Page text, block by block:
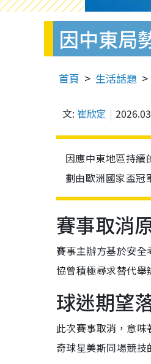
因中東局
首頁 生活話題
文: 崔欣定
因應中東地區持續
劃由歐洲國家盃冠
賽事取消
賽事主辦方基於安
協曾積極尋求替代舉
球迷期望
此次賽事取消，意
奇球星美斯同場競技